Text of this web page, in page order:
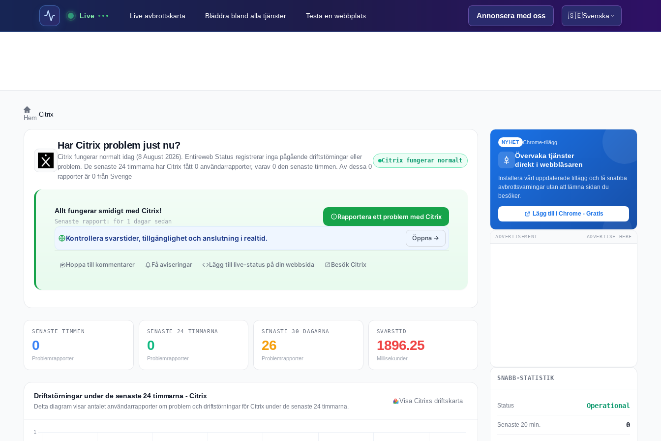
Live Live avbrottskarta Bläddra bland alla tjänster Testa en webbplats Annonsera med oss 🇸🇪Svenska
Hem Citrix
Har Citrix problem just nu?
Citrix fungerar normalt idag (8 August 2026). Entireweb Status registrerar inga pågående driftstörningar eller
problem. De senaste 24 timmarna har Citrix fått 0 användarrapporter, varav 0 den senaste timmen. Av dessa 0
rapporter är 0 från Sverige
Citrix fungerar normalt
Allt fungerar smidigt med Citrix!
Senaste rapport: för 1 dagar sedan
Rapportera ett problem med Citrix
Kontrollera svarstider, tillgänglighet och anslutning i realtid. Öppna →
Hoppa till kommentarer Få aviseringar Lägg till live-status på din webbsida Besök Citrix
SENASTE TIMMEN
0
Problemrapporter
SENASTE 24 TIMMARNA
0
Problemrapporter
SENASTE 30 DAGARNA
26
Problemrapporter
SVARSTID
1896.25
Millisekunder
Driftstörningar under de senaste 24 timmarna - Citrix
Detta diagram visar antalet användarrapporter om problem och driftstörningar för Citrix under de senaste 24 timmarna.
Visa Citrixs driftskarta
NYHET Chrome-tillägg
Övervaka tjänster
direkt i webbläsaren
Installera vårt uppdaterade tillägg och få snabba
avbrottsvarningar utan att lämna sidan du
besöker.
Lägg till i Chrome - Gratis
ADVERTISEMENT ADVERTISE HERE
SNABB-STATISTIK
Status Operational
Senaste 20 min. 0